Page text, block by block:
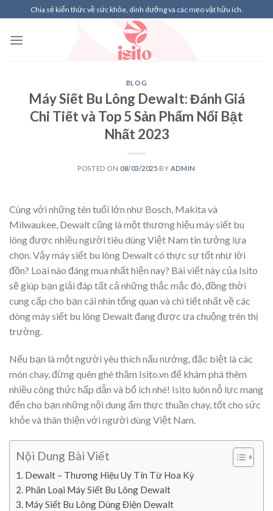
to
content
Chia sẻ kiến thức về sức khỏe, dinh dưỡng và các mẹo vặt hữu ích.
BLOG
Máy Siết Bu Lông Dewalt: Đánh Giá
Chi Tiết và Top 5 Sản Phẩm Nổi Bật
Nhất 2023
POSTED ON 08/03/2025 BY ADMIN
Cùng với những tên tuổi lớn như Bosch, Makita và
Milwaukee, Dewalt cũng là một thương hiệu máy siết bu
lông được nhiều người tiêu dùng Việt Nam tin tưởng lựa
chọn. Vậy máy siết bu lông Dewalt có thực sự tốt như lời
đồn? Loại nào đáng mua nhất hiện nay? Bài viết này của Isito
sẽ giúp bạn giải đáp tất cả những thắc mắc đó, đồng thời
cung cấp cho bạn cái nhìn tổng quan và chi tiết nhất về các
dòng máy siết bu lông Dewalt đang được ưa chuộng trên thị
trường.
Nếu bạn là một người yêu thích nấu nướng, đặc biệt là các
món chay, đừng quên ghé thăm Isito.vn để khám phá thêm
nhiều công thức hấp dẫn và bổ ích nhé! Isito luôn nỗ lực mang
đến cho bạn những nội dung ẩm thực thuần chay, tốt cho sức
khỏe và thân thiện với người dùng Việt Nam.
Nội Dung Bài Viết
Dewalt – Thương Hiệu Uy Tín Từ Hoa Kỳ
Phân Loại Máy Siết Bu Lông Dewalt
Máy Siết Bu Lông Dùng Điện Dewalt